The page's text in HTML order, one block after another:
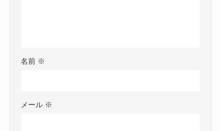
名前 ※
メール ※